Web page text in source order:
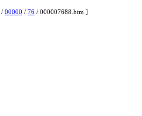
/ 00000 / 76 / 000007688.htm ]